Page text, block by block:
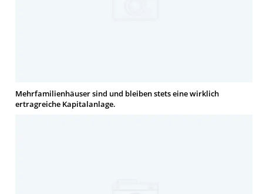
Mehrfamilienhäuser sind und bleiben stets eine wirklich
ertragreiche Kapitalanlage.